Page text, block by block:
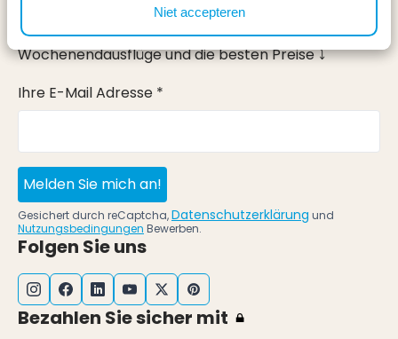
Niet accepteren
Erhalte, genau wie 100.000 andere, Inspirationen für
die schönsten Regionen, die besten
Wochenendausflüge und die besten Preise ⤵
Ihre E-Mail Adresse *
Melden Sie mich an!
Gesichert durch reCaptcha,Datenschutzerklärung und
Nutzungsbedingungen Bewerben.
Folgen Sie uns
Bezahlen Sie sicher mit